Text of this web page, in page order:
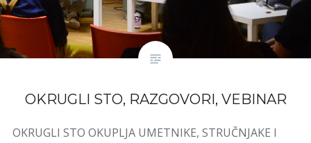
OKRUGLI STO, RAZGOVORI, VEBINAR
OKRUGLI STO OKUPLJA UMETNIKE, STRUČNJAKE I